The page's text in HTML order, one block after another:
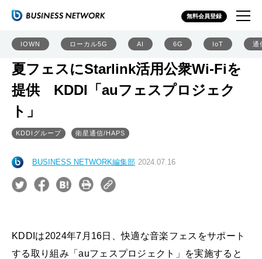
無料会員登録
IOWN ローカル5G AI 6G IoT 通
夏フェスにStarlink活用公衆Wi-Fiを
提供 KDDI「auフェスプロジェク
ト」
KDDIグループ 衛星通信/HAPS
BUSINESS NETWORK編集部 2024.07.16
KDDIは2024年7月16日、快適な音楽フェスをサポート
する取り組み「auフェスプロジェクト」を実施すると